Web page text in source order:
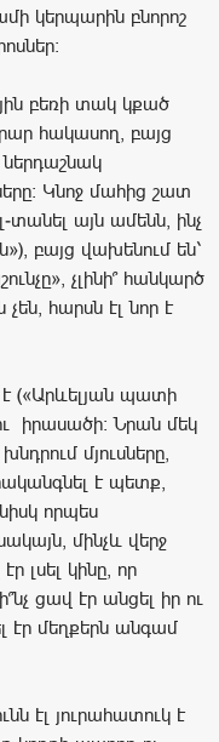
կերպարին բնորոշ
բեռի տակ կքած
հակասող, բայց
Կնոջ մահից շատ
այն ամենն, ինչ
բայց վախենում են՝
չլինի՞ հանկարծ
հարսն էլ նոր է
(«Արևելյան պատի
իրասածի։ Նրան մեկ
մյուսները,
է պետք,
որպես
մինչև վերջ
էր լսել կինը, որ
ցավ էր անցել իր ու
էր մեղքերն անգամ
էլ յուրահատուկ է